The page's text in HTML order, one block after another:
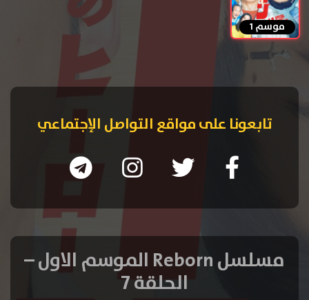
موسم 1
تابعونا على مواقع التواصل الإجتماعي
مسلسل Reborn الموسم الاول –
الحلقة 7